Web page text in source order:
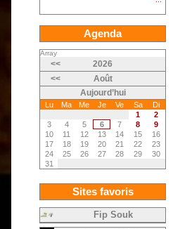
Agenda
Array
<<
2026
<<
Août
Aujourd’hui
Lu Ma Me Je Ve Sa
Di
1
2
3
4 5 6 7 8
9
10
11 12 13 14 15
16
17
18 19 20 21 22
23
24
25 26 27 28 29
30
31
Sites favoris
Fip Souk